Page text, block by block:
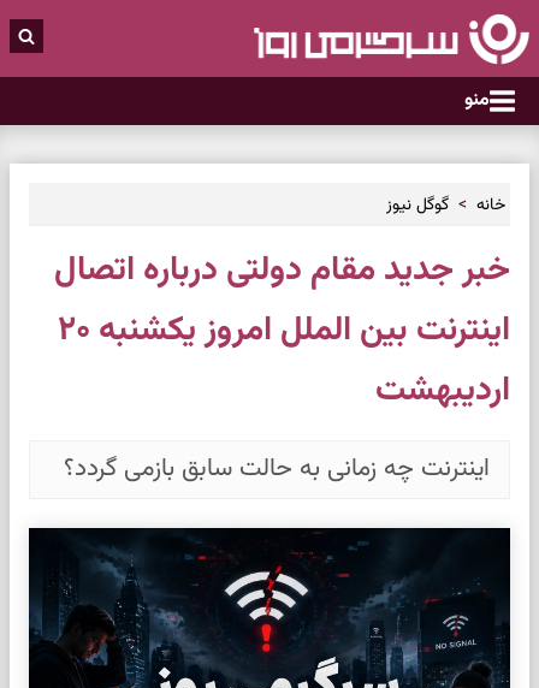
منو
خانه گوگل نیوز
خبر جدید مقام دولتی درباره اتصال
اینترنت بین الملل امروز یکشنبه ۲۰
اردیبهشت
اینترنت چه زمانی به حالت سابق بازمی گردد؟